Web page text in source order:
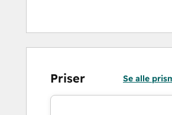
Priser Se alle